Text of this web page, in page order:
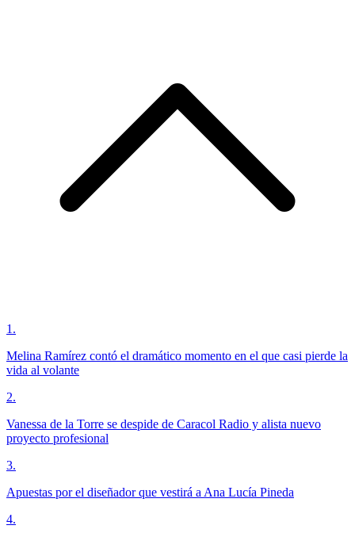
1 .
Melina Ramírez contó el dramático momento en el que casi pierde la
vida al volante
2.
Vanessa de la Torre se despide de Caracol Radio y alista nuevo
proyecto profesional
3.
Apuestas por el diseñador que vestirá a Ana Lucía Pineda
4.